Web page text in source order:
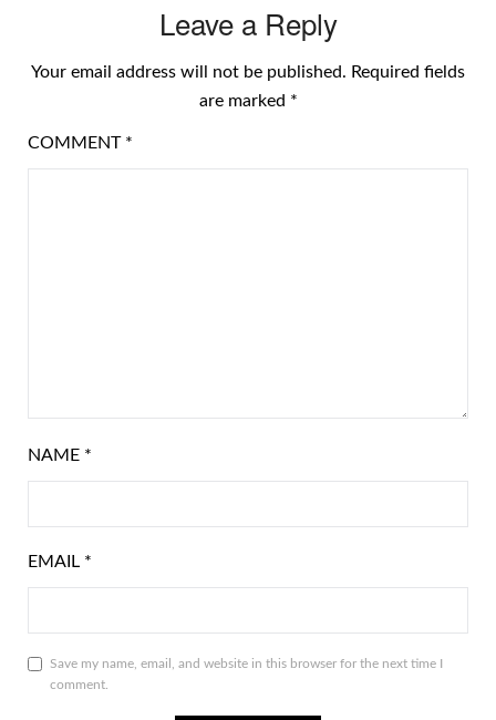
Leave a Reply
Your email address will not be published. Required fields
are marked *
COMMENT *
NAME *
EMAIL *
Save my name, email, and website in this browser for the next time I
comment.